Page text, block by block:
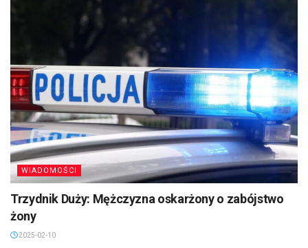
WIADOMOŚCI
Trzydnik Duży: Mężczyzna oskarżony o zabójstwo
żony
2025-02-10